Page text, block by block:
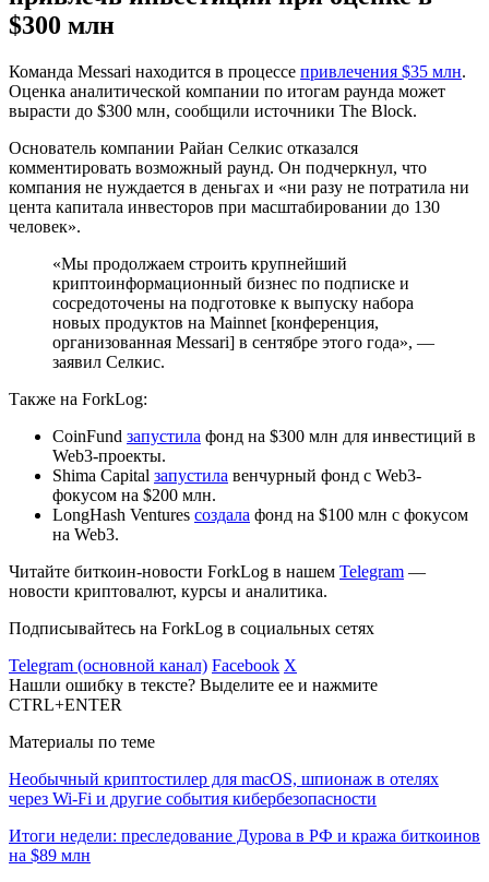
$300 млн
Команда Messari находится в процессе привлечения $35 млн.
Оценка аналитической компании по итогам раунда может
вырасти до $300 млн, сообщили источники The Block.
Основатель компании Райан Селкис отказался
комментировать возможный раунд. Он подчеркнул, что
компания не нуждается в деньгах и «ни разу не потратила ни
цента капитала инвесторов при масштабировании до 130
человек».
«Мы продолжаем строить крупнейший
криптоинформационный бизнес по подписке и
сосредоточены на подготовке к выпуску набора
новых продуктов на Mainnet [конференция,
организованная Messari] в сентябре этого года», —
заявил Селкис.
Также на ForkLog:
CoinFund запустила фонд на $300 млн для инвестиций в
Web3-проекты.
Shima Capital запустила венчурный фонд с Web3-
фокусом на $200 млн.
LongHash Ventures создала фонд на $100 млн с фокусом
на Web3.
Читайте биткоин-новости ForkLog в нашем Telegram —
новости криптовалют, курсы и аналитика.
Подписывайтесь на ForkLog в социальных сетях
Telegram (основной канал) Facebook X
Нашли ошибку в тексте? Выделите ее и нажмите
CTRL+ENTER
Материалы по теме
Необычный криптостилер для macOS, шпионаж в отелях
через Wi-Fi и другие события кибербезопасности
Итоги недели: преследование Дурова в РФ и кража биткоинов
на $89 млн